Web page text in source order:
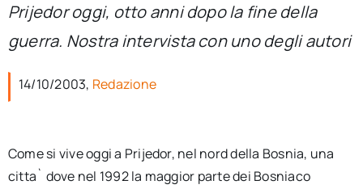
Chi siamo
per:
Ita
Prijedor oggi, otto anni dopo la fine della
guerra. Nostra intervista con uno degli autori
14/10/2003, Redazione
Come si vive oggi a Prijedor, nel nord della Bosnia, una
citta` dove nel 1992 la maggior parte dei Bosniaco